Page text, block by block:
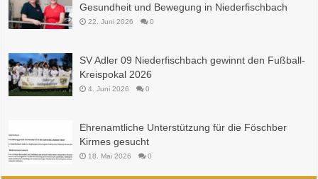
Gesundheit und Bewegung in Niederfischbach
22. Juni 2026 0
SV Adler 09 Niederfischbach gewinnt den Fußball-
Kreispokal 2026
4. Juni 2026 0
Ehrenamtliche Unterstützung für die Föschber
Kirmes gesucht
18. Mai 2026 0